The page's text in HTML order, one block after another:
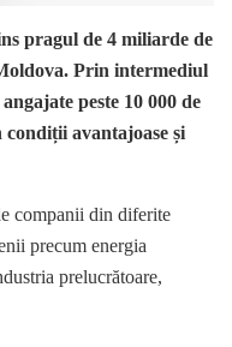
pragul de 4 miliarde de
Prin intermediul
peste 10 000 de
condiții avantajoase și
companii din diferite
precum energia
prelucrătoare,